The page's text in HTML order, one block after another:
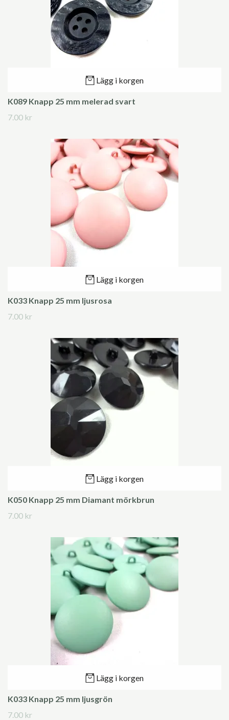
Lägg i korgen
K089 Knapp 25 mm melerad svart
7.00 kr
Lägg i korgen
K033 Knapp 25 mm ljusrosa
7.00 kr
Lägg i korgen
K050 Knapp 25 mm Diamant mörkbrun
7.00 kr
Lägg i korgen
K033 Knapp 25 mm ljusgrön
7.00 kr